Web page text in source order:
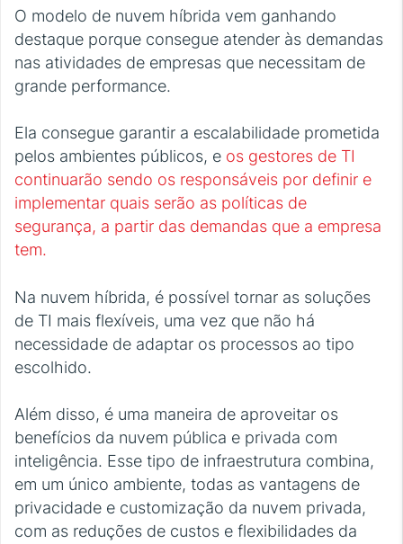
O modelo de nuvem híbrida vem ganhando
destaque porque consegue atender às demandas
nas atividades de empresas que necessitam de
grande performance.
Ela consegue garantir a escalabilidade prometida
pelos ambientes públicos, e os gestores de TI
continuarão sendo os responsáveis por definir e
implementar quais serão as políticas de
segurança, a partir das demandas que a empresa
tem.
Na nuvem híbrida, é possível tornar as soluções
de TI mais flexíveis, uma vez que não há
necessidade de adaptar os processos ao tipo
escolhido.
Além disso, é uma maneira de aproveitar os
benefícios da nuvem pública e privada com
inteligência. Esse tipo de infraestrutura combina,
em um único ambiente, todas as vantagens de
privacidade e customização da nuvem privada,
com as reduções de custos e flexibilidades da